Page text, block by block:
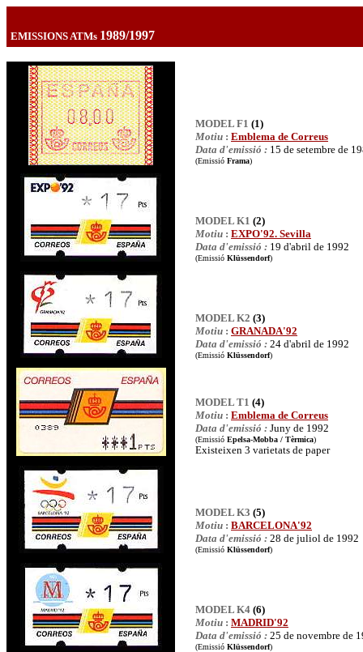
EMISSIONS ATMs 1989/1997
MODEL F1 (1)
Motiu : Emblema de Correus
Data d'emissió : 15 de setembre de
(Emissió Frama)
MODEL K1 (2)
Motiu : EXPO'92. Sevilla
Data d'emissió : 19 d'abril de 1992
(Emissió Klüssendorf)
MODEL K2 (3)
Motiu : GRANADA'92
Data d'emissió : 24 d'abril de 1992
(Emissió Klüssendorf)
MODEL T1 (4)
Motiu : Emblema de Correus
Data d'emissió : Juny de 1992
(Emissió Epelsa-Mobba / Tèrmica)
Existeixen 3 varietats de paper
MODEL K3 (5)
Motiu : BARCELONA'92
Data d'emissió : 28 de juliol de 1992
(Emissió Klüssendorf)
MODEL K4 (6)
Motiu : MADRID'92
Data d'emissió : 25 de novembre de
(Emissió Klüssendorf)